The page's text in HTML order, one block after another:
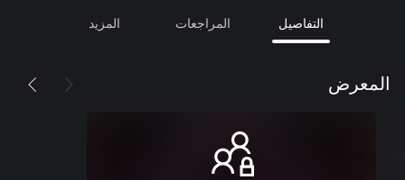
التفاصيل المراجعات المزيد
المعرض